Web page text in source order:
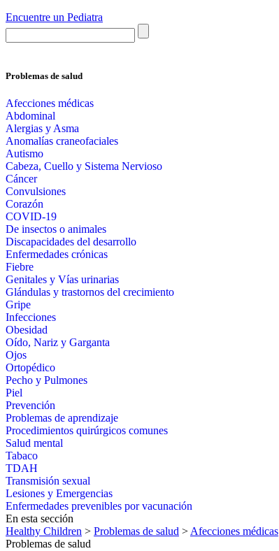
Encuentre un Pediatra
Problemas de salud
Afecciones médicas
Abdominal
Alergias y Asma
Anomalías craneofaciales
Autismo
Cabeza, Cuello y Sistema Nervioso
Cáncer
Convulsiones
Corazón
COVID-19
De insectos o animales
Discapacidades del desarrollo
Enfermedades crónicas
Fiebre
Genitales y Vías urinarias
Glándulas y trastornos del crecimiento
Gripe
Infecciones
Obesidad
Oído, Nariz y Garganta
Ojos
Ortopédico
Pecho y Pulmones
Piel
Prevención
Problemas de aprendizaje
Procedimientos quirúrgicos comunes
Salud mental
Tabaco
TDAH
Transmisión sexual
Lesiones y Emergencias
Enfermedades prevenibles por vacunación
En esta sección
Healthy Children > Problemas de salud > Afecciones médicas
Problemas de salud